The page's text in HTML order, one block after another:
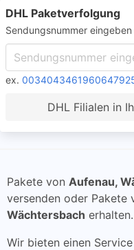
DHL Paketverfolgung
Sendungsnummer
ex.
DHL Filialen in
Pakete von Aufenau,
versenden oder Pakete
Wächtersbach erhalten.
Wir bieten einen